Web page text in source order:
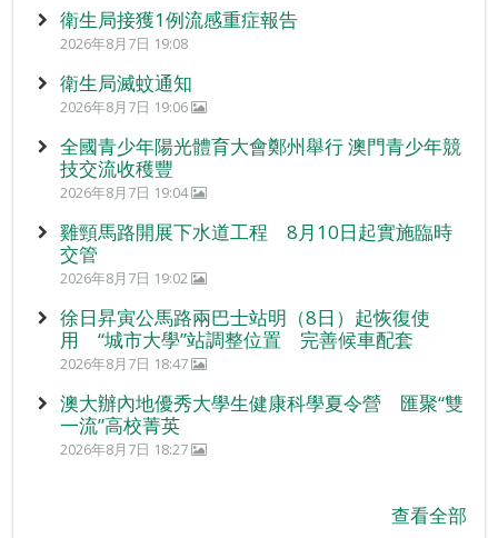
衛生局接獲1例流感重症報告
2026年8月7日 19:08
衛生局滅蚊通知
2026年8月7日 19:06
全國青少年陽光體育大會鄭州舉行 澳門青少年競
技交流收穫豐
2026年8月7日 19:04
雞頸馬路開展下水道工程 8月10日起實施臨時
交管
2026年8月7日 19:02
徐日昇寅公馬路兩巴士站明（8日）起恢復使
用 “城市大學”站調整位置 完善候車配套
2026年8月7日 18:47
澳大辦內地優秀大學生健康科學夏令營 匯聚“雙
一流”高校菁英
2026年8月7日 18:27
查看全部